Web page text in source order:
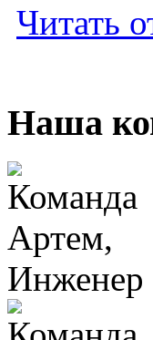
Читать
Наша
Артем,
Инженер